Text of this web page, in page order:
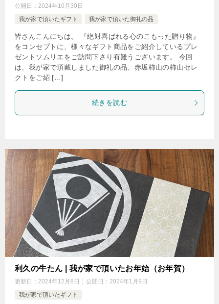
公開日： 2024年10月30日
我が家で頂いたギフト
我が家で頂いた御礼の品
皆さんこんにちは。 『絶対喜ばれる心のこもった贈り物』
をコンセプトに、様々なギフト商品をご紹介しているプレ
ゼントソムリエをご訪問下さり有難うございます。 今回
は、我が家で頂戴しました御礼の品、赤坂柿山の柿山セレ
クトをご紹 […]
続きを読む
利久の牛たん | 我が家で頂いたお年始（お年賀）
更新日： 2024年12月8日 公開日： 2024年1月9日
我が家で頂いたギフト